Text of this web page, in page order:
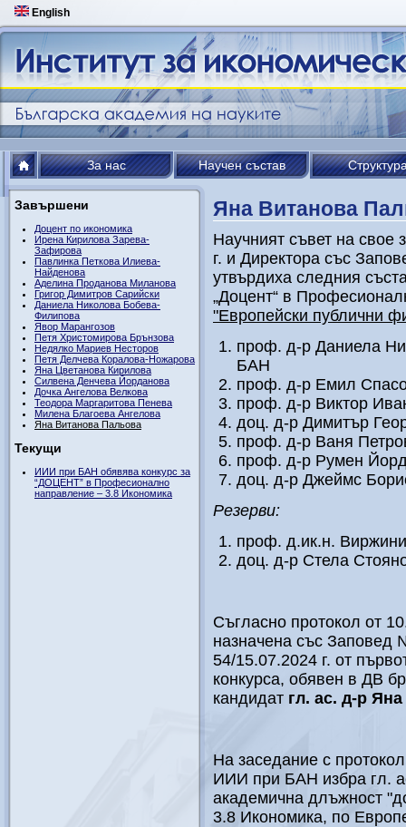
English
За нас Научен състав
Завършени
Доцент по икономика
Ирена Кирилова Зарева-
Зафирова
Павлинка Петкова Илиева-
Найденова
Аделина Проданова Миланова
Григор Димитров Сарийски
Даниела Николова Бобева-
Филипова
Явор Марангозов
Петя Христомирова Брънзова
Недялко Мариев Несторов
Петя Делчева Коралова-Ножарова
Яна Цветанова Кирилова
Силвена Денчева Йорданова
Дочка Ангелова Велкова
Теодора Маргаритова Пенева
Милена Благоева Ангелова
Яна Витанова Пальова
Текущи
ИИИ при БАН обявява конкурс за
“ДОЦЕНТ” в Професионално
направление – 3.8 Икономика
Яна Витанова
Научният съвет на свое
г. и Директора със
утвърдиха следния
„Доцент“ в
"Европейски публични
проф. д-р Даниела
БАН
проф. д-р Емил
проф. д-р Виктор
доц. д-р Димитър
проф. д-р Ваня
проф. д-р Румен
доц. д-р Джеймс
Резерви:
проф. д.ик.н.
доц. д-р Стела
Съгласно протокол от
назначена със Заповед
54/15.07.2024 г. от
конкурса, обявен в ДВ
кандидат гл. ас. д-р
На заседание с
ИИИ при БАН избра гл.
академична длъжност
3.8 Икономика, по